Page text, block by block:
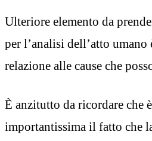
Ulteriore elemento da
per l’analisi dell’atto
relazione alle cause che
È anzitutto da ricordare che
importantissima il fatto che